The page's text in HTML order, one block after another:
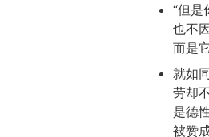
“但是
也不
而是
就如
劳却
是德
被赞